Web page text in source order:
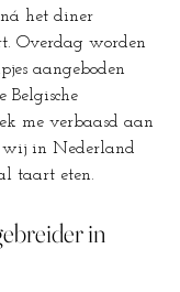
het diner
Overdag worden
aangeboden
Belgische
me verbaasd aan
wij in Nederland
taart eten.
in